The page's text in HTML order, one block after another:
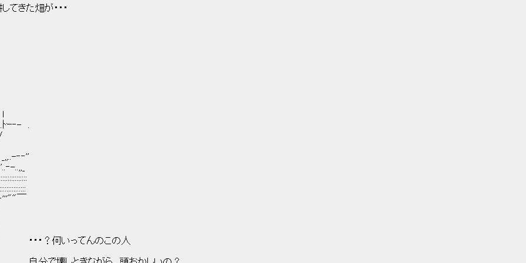
きた畑が・・・
ｰ‐- .
‐‐''
..,,_
￣
？何いってんのこの人